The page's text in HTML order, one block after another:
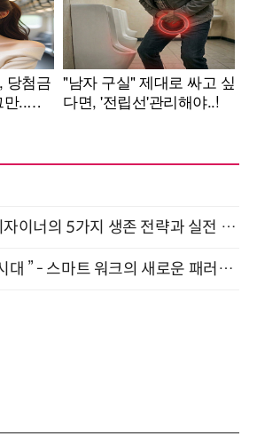
AI × Design : UX디자이너의 5가지 생존 전략과 실전 대응 8월 28일 개최
“AI와 함께 일하는 시대 ” - 스마트 워크의 새로운 패러다임 (9/11)